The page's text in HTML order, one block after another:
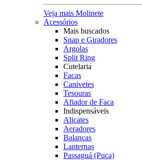
Veja mais Molinete
Acessórios
Mais buscados
Snap e Giradores
Argolas
Split Ring
Cutelaria
Facas
Canivetes
Tesouras
Afiador de Faca
Indispensáveis
Alicates
Aeradores
Balanças
Lanternas
Passaguá (Puça)